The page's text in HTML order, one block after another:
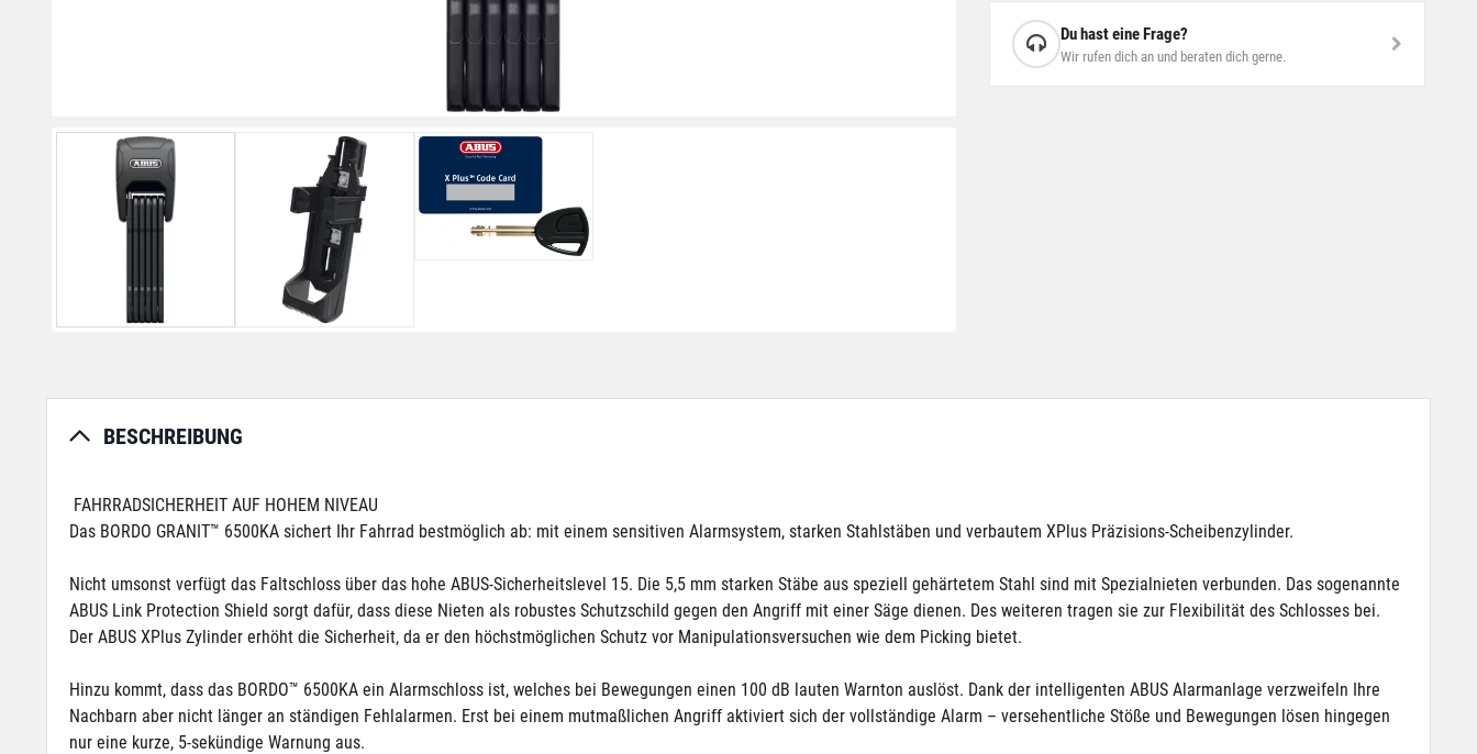
Du hast eine Frage?
Wir rufen dich an und beraten dich gerne.
BESCHREIBUNG
FAHRRADSICHERHEIT AUF HOHEM NIVEAU
Das BORDO GRANIT™ 6500KA sichert Ihr Fahrrad bestmöglich ab: mit einem sensitiven Alarmsystem, starken Stahlstäben und verbautem XPlus Präzisions-Scheibenzylinder.
Nicht umsonst verfügt das Faltschloss über das hohe ABUS-Sicherheitslevel 15. Die 5,5 mm starken Stäbe aus speziell gehärtetem Stahl sind mit Spezialnieten verbunden. Das sogenannte
ABUS Link Protection Shield sorgt dafür, dass diese Nieten als robustes Schutzschild gegen den Angriff mit einer Säge dienen. Des weiteren tragen sie zur Flexibilität des Schlosses bei.
Der ABUS XPlus Zylinder erhöht die Sicherheit, da er den höchstmöglichen Schutz vor Manipulationsversuchen wie dem Picking bietet.
Hinzu kommt, dass das BORDO™ 6500KA ein Alarmschloss ist, welches bei Bewegungen einen 100 dB lauten Warnton auslöst. Dank der intelligenten ABUS Alarmanlage verzweifeln Ihre
Nachbarn aber nicht länger an ständigen Fehlalarmen. Erst bei einem mutmaßlichen Angriff aktiviert sich der vollständige Alarm – versehentliche Stöße und Bewegungen lösen hingegen
nur eine kurze, 5-sekündige Warnung aus.